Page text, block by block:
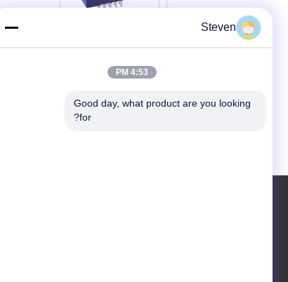
مخاطب
Blue
Steven
4:53 PM
Good day, what product are you looking
for?